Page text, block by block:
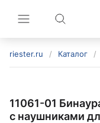
riester.ru / Каталог /
11061-01
с наушниками